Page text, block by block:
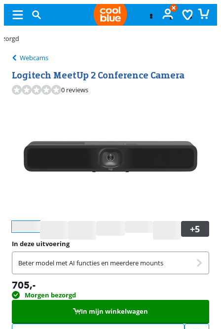
Webcams
Logitech MeetUp 2 Conference Camera
0 reviews
In deze uitvoering
Beter model met AI functies en meerdere mounts
705,-
Morgen bezorgd
In mijn winkelwagen